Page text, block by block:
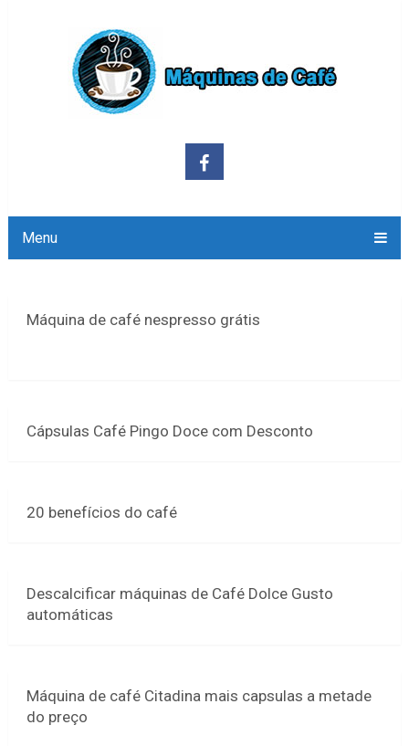
Menu
Máquina de café nespresso grátis
Cápsulas Café Pingo Doce com Desconto
20 benefícios do café
Descalcificar máquinas de Café Dolce Gusto
automáticas
Máquina de café Citadina mais capsulas a metade
do preço